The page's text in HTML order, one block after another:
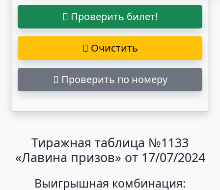
Проверить билет!
Очистить
Проверить по номеру
Тиражная таблица №1133
«Лавина призов» от 17/07/2024
Выигрышная комбинация: